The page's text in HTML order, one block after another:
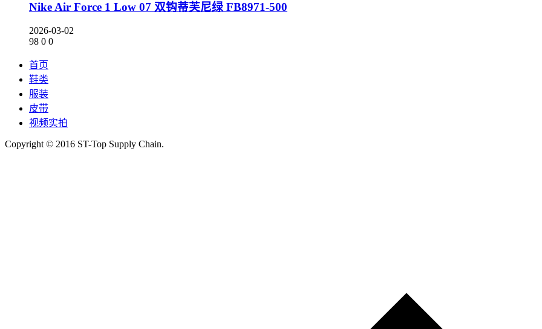
Nike Air Force 1 Low 07 双钩蒂芙尼绿 FB8971-500
2026-03-02
98 0 0
首页
鞋类
服装
皮带
视频实拍
Copyright © 2016 ST-Top Supply Chain.